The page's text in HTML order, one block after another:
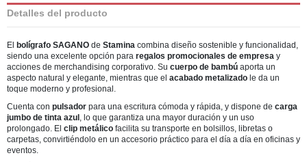
Detalles del producto
El bolígrafo SAGANO de Stamina combina diseño sostenible y funcionalidad,
siendo una excelente opción para regalos promocionales de empresa y
acciones de merchandising corporativo. Su cuerpo de bambú aporta un
aspecto natural y elegante, mientras que el acabado metalizado le da un
toque moderno y profesional.
Cuenta con pulsador para una escritura cómoda y rápida, y dispone de carga
jumbo de tinta azul , lo que garantiza una mayor duración y un uso
prolongado. El clip metálico facilita su transporte en bolsillos, libretas o
carpetas, convirtiéndolo en un accesorio práctico para el día a día en oficinas y
eventos.